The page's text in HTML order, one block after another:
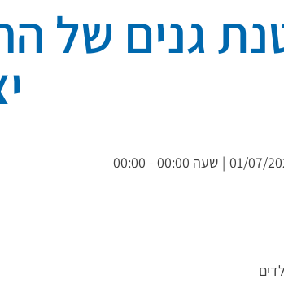
גנים של
| שעה 00:00 - 00:00